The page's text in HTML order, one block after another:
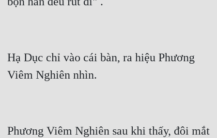
Hạ Dục chỉ vào cái bàn, ra hiệu Phương
Viêm Nghiên nhìn.
Phương Viêm Nghiên sau khi thấy, đôi mắt